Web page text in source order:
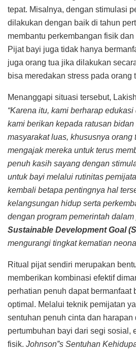
tepat. Misalnya, dengan stimulasi
dilakukan dengan baik di tahun
membantu perkembangan fisik
Pijat bayi juga tidak hanya
juga orang tua jika dilakukan
bisa meredakan stress pada orang
Menanggapi situasi tersebut,
“Karena itu, kami berharap
kami berikan kepada ratusan
masyarakat luas, khususnya orang
mengajak mereka untuk terus
penuh kasih sayang dengan
untuk bayi melalui rutinitas
kembali betapa pentingnya hal
kelangsungan hidup serta
dengan program pemerintah
Sustainable Development Goal
mengurangi tingkat kematian
Ritual pijat sendiri merupakan
memberikan kombinasi efektif
perhatian penuh dapat bermanfaat
optimal. Melalui teknik pemijatan
sentuhan penuh cinta dan harapan
pertumbuhan bayi dari segi sosial,
fisik. Johnson‟s Sentuhan